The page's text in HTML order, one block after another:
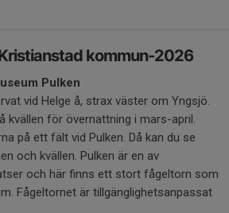
kommun-2026
Pulken
vid Helge å, strax väster om Yngsjö.
kvällen för övernattning i mars-april.
på ett fält vid Pulken. Då kan du se
och kvällen. Pulken är en av
och här finns ett stort fågeltorn som
Fågeltornet är tillgänglighetsanpassat